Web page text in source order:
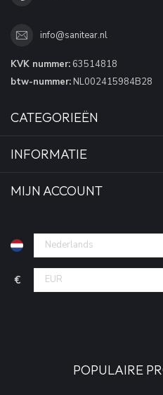
info@sanitear.nl
KVK nummer: 63514818
btw-nummer: NL002415984B28
CATEGORIEËN
INFORMATIE
MIJN ACCOUNT
€
POPULAIRE